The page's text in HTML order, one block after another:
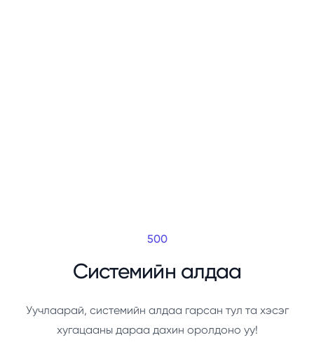
500
Системийн алдаа
Уучлаарай, системийн алдаа гарсан тул та хэсэг
хугацааны дараа дахин оролдоно уу!